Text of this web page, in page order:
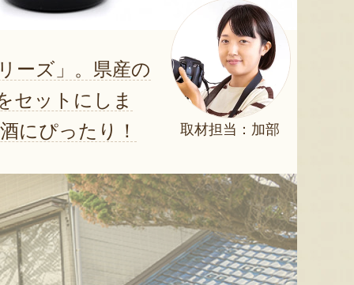
取材担当：加部
ーズ」。県産の
セットにしま
にぴったり！